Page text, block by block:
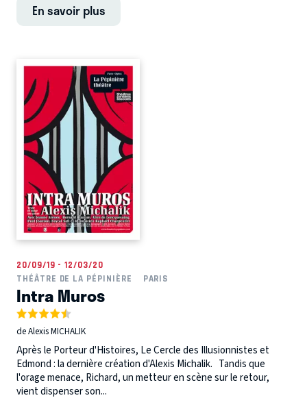
En savoir plus
20/09/19 - 12/03/20
THÉÂTRE DE LA PÉPINIÈRE
PARIS
Intra Muros
de Alexis MICHALIK
Après le Porteur d'Histoires, Le Cercle des Illusionnistes et
Edmond : la dernière création d'Alexis Michalik. Tandis que
l'orage menace, Richard, un metteur en scène sur le retour,
vient dispenser son...